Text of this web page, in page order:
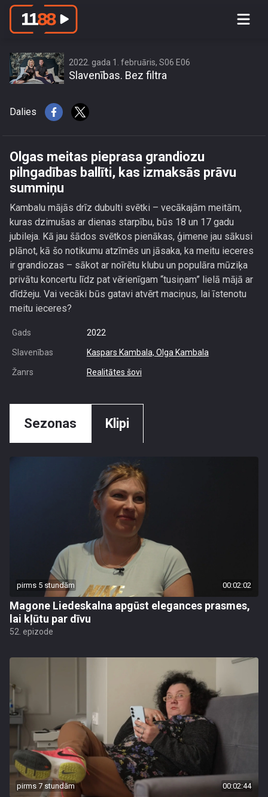
Olgas meitas pieprasa grandiozu
2022. gada 1. februāris, S06 E06
Slavenības. Bez filtra
Dalies
Olgas meitas pieprasa grandiozu
pilngadības ballīti, kas izmaksās prāvu
summiņu
Kambalu mājās drīz dubulti svētki – vecākajām meitām,
kuras dzimušas ar dienas starpību, būs 18 un 17 gadu
jubileja. Kā jau šādos svētkos pienākas, ģimene jau sākusi
plānot, kā šo notikumu atzīmēs un jāsaka, ka meitu ieceres
ir grandiozas – sākot ar noīrētu klubu un populāra mūziķa
privātu koncertu līdz pat vērienīgam “tusiņam” lielā mājā ar
dīdžeju. Vai vecāki būs gatavi atvērt maciņus, lai īstenotu
meitu ieceres?
Gads 2022
Slavenības Kaspars Kambala, Olga Kambala
Žanrs Realitātes šovi
Sezonas Klipi
pirms 5 stundām 00:02:02
Magone Liedeskalna apgūst elegances prasmes,
lai kļūtu par dīvu
52. epizode
pirms 7 stundām 00:02:44